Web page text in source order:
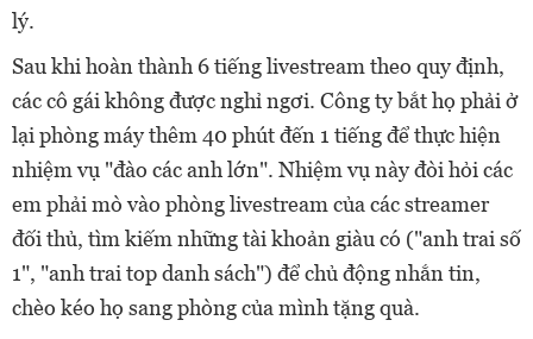
lý.
Sau khi hoàn thành 6 tiếng livestream theo quy định,
các cô gái không được nghỉ ngơi. Công ty bắt họ phải ở
lại phòng máy thêm 40 phút đến 1 tiếng để thực hiện
nhiệm vụ "đào các anh lớn". Nhiệm vụ này đòi hỏi các
em phải mò vào phòng livestream của các streamer
đối thủ, tìm kiếm những tài khoản giàu có ("anh trai số
1", "anh trai top danh sách") để chủ động nhắn tin,
chèo kéo họ sang phòng của mình tặng quà.